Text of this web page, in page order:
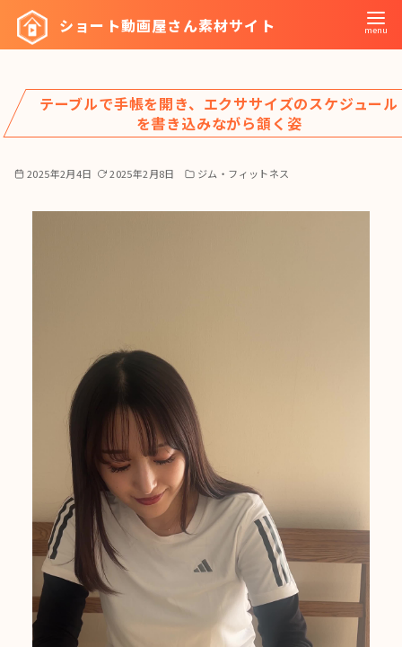
ツ
へ
ショート動画屋さん素材サイト
テーブルで手帳を開き、エクササイズのスケジュール
を書き込みながら頷く姿
2025年2月4日 2025年2月8日 ジム・フィットネス